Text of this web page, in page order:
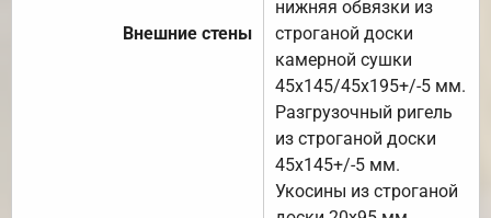
Внешние стены
нижняя обвязки из
строганой доски
камерной сушки
45х145/45х195+/-5 мм.
Разгрузочный ригель
из строганой доски
45х145+/-5 мм.
Укосины из строганой